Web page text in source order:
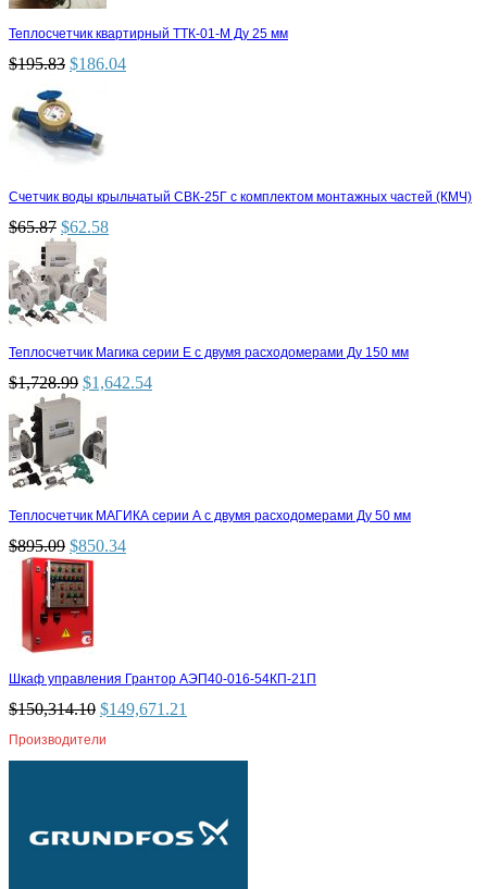
Теплосчетчик квартирный ТТК-01-М Ду 25 мм
$195.83 $186.04
Счетчик воды крыльчатый СВК-25Г с комплектом монтажных частей (КМЧ)
$65.87 $62.58
Теплосчетчик Магика серии Е с двумя расходомерами Ду 150 мм
$1,728.99 $1,642.54
Теплосчетчик МАГИКА серии А с двумя расходомерами Ду 50 мм
$895.09 $850.34
Шкаф управления Грантор АЭП40-016-54КП-21П
$150,314.10 $149,671.21
Производители